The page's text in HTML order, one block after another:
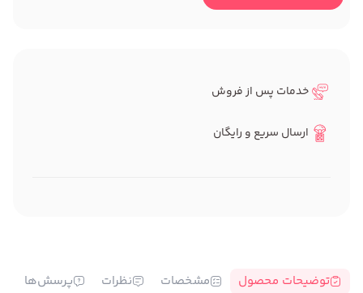
خدمات پس از فروش
ارسال سریع و رایگان
توضیحات محصول مشخصات نظرات پرسش‌ها